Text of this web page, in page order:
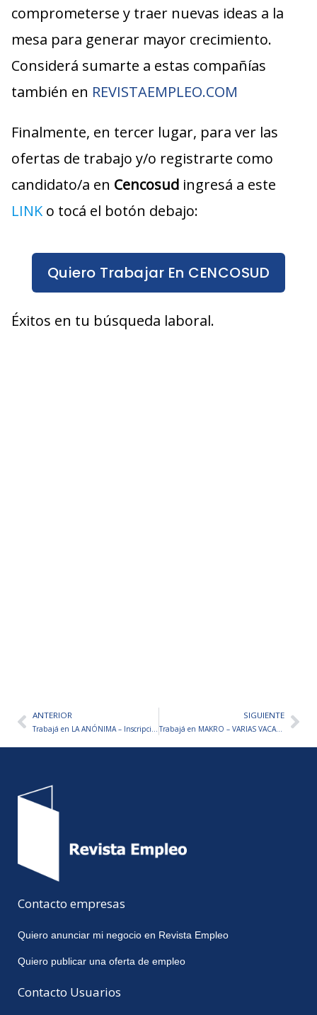
comprometerse y traer nuevas ideas a la
mesa para generar mayor crecimiento.
Considerá sumarte a estas compañías
también en REVISTAEMPLEO.COM
Finalmente, en tercer lugar, para ver las
ofertas de trabajo y/o registrarte como
candidato/a en Cencosud ingresá a este
LINK o tocá el botón debajo:
Quiero Trabajar En CENCOSUD
Éxitos en tu búsqueda laboral.
AntANTERIOR
Trabajá en LA ANÓNIMA – Inscripciones Abiertas
SIGUIENTE
Trabajá en MAKRO – VARIAS VACANTES DISPONIBLES
Contacto empresas
Quiero anunciar mi negocio en Revista Empleo
Quiero publicar una oferta de empleo
Contacto Usuarios